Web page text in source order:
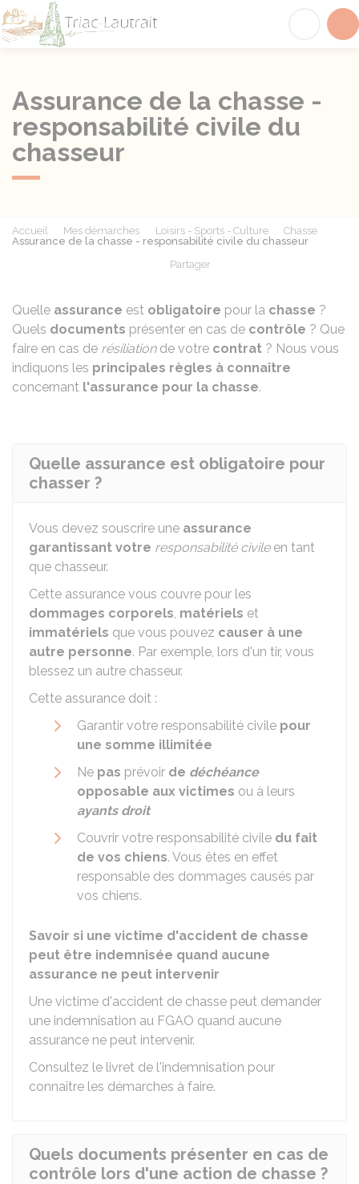
Assurance de la chasse -
responsabilité civile du
chasseur
Accueil Mes démarches Loisirs - Sports - Culture
Chasse
Assurance de la chasse - responsabilité civile du chasseur
Partager
Quelle assurance est obligatoire pour la chasse ?
Quels documents présenter en cas de contrôle ? Que
faire en cas de résiliationde votre contrat ? Nous vous
indiquons les principales règles à connaître
concernant l'assurance pour la chasse.
Quelle assurance est obligatoire pour
chasser ?
Vous devez souscrire une assurance
garantissant votre responsabilité civileen tant
que chasseur.
Cette assurance vous couvre pour les
dommages corporels, matériels et
immatériels que vous pouvez causer à une
autre personne. Par exemple, lors d'un tir, vous
blessez un autre chasseur.
Cette assurance doit :
Garantir votre responsabilité civile pour
une somme illimitée
Ne pas prévoir de déchéance
opposable aux victimes ou à leurs
ayants droit
Couvrir votre responsabilité civile du fait
de vos chiens. Vous êtes en effet
responsable des dommages causés par
vos chiens.
Savoir si une victime d'accident de chasse
peut être indemnisée quand aucune
assurance ne peut intervenir
Une victime d'accident de chasse peut demander
une indemnisation au FGAO quand aucune
assurance ne peut intervenir.
Consultez le livret de l'indemnisation pour
connaître les démarches à faire.
Quels documents présenter en cas de
contrôle lors d'une action de chasse ?